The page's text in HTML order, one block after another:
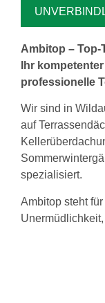
Ambitop – Top-
Ihr
professionelle
Wir sind in
auf
spezialisiert.
Ambitop steht